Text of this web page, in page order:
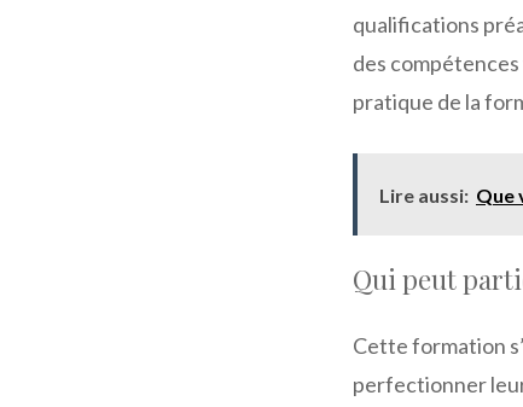
qualifications
des
pratique de la
Lire aussi: Que
Qui peut
Cette formation
perfectionner